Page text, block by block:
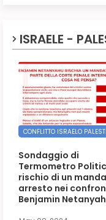
ISRAELE -
CONFLITTO ISRAELO
Sondaggio di
Termometro
rischio di un
arresto nei
Benjamin